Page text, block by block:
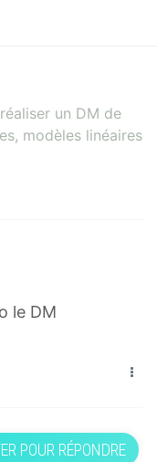
un DM de
modèles linéaires
le DM
POUR RÉPONDRE